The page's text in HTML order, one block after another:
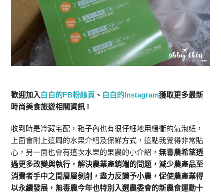
歡迎加入 白白的FB粉絲頁 、 白白的Instagram獲取更多最新
時尚美食旅遊相關資訊 !
收到時是冷藏宅配，箱子內也有很仔細地用緩衝的氣泡紙，
上面會附上這周的水果介紹及保鮮方式，這點我覺得非常貼
心，另一面也會有這次水果的果農的小介紹，無毒農希望透
過更多改變與執行，解決農業產銷端的問題，減少農產品至
消費者手中之間層層剝削，盡力反饋予小農，促使農產業得
以永續發展，無毒農今年也特別入選農委會的新農食運動十